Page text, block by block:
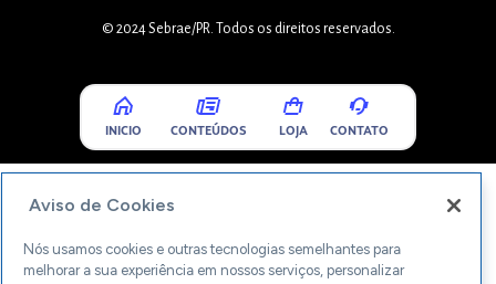
© 2024 Sebrae/PR. Todos os direitos reservados.
INICIO CONTEÚDOS LOJA CONTATO
Aviso de Cookies
Nós usamos cookies e outras tecnologias semelhantes para
melhorar a sua experiência em nossos serviços, personalizar